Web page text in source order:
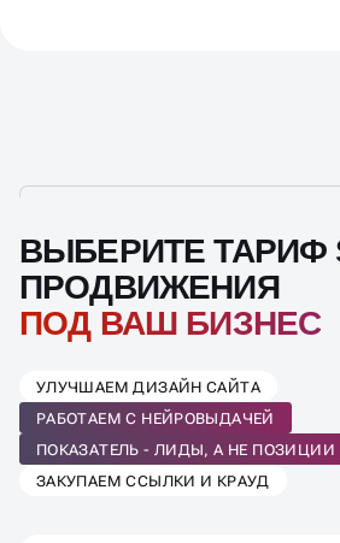
ВЫБЕРИТЕ ТАРИФ
ПРОДВИЖЕНИЯ
УЛУЧШАЕМ ДИЗАЙН САЙТА
РАБОТАЕМ С НЕЙРОВЫДАЧЕЙ
ПОКАЗАТЕЛЬ - ЛИДЫ, А НЕ ПОЗИЦИИ